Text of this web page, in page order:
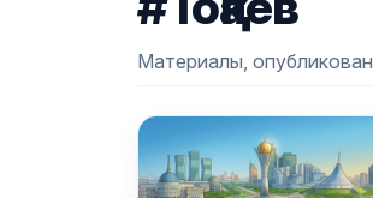
Материалы,